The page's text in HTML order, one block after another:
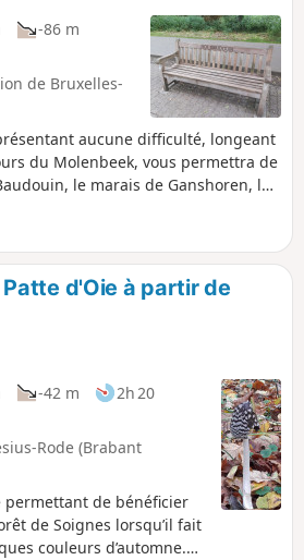
-86 m
de Bruxelles-
aucune difficulté, longeant
du Molenbeek, vous permettra de
le marais de Ganshoren, le
Patte d'Oie à partir de
-42 m
2h 20
Rode (Brabant
permettant de bénéficier
de Soignes lorsqu’il fait
couleurs d’automne.